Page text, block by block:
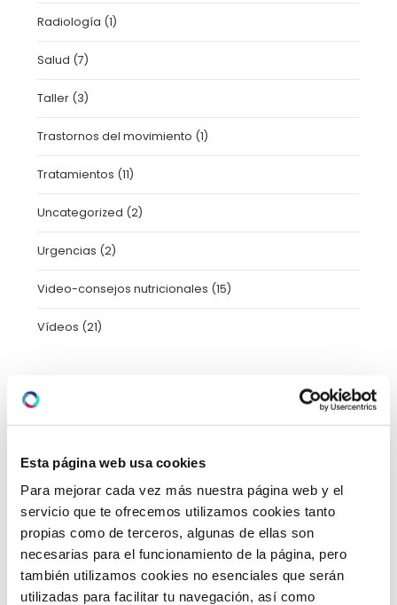
Esta página web usa cookies
Para mejorar cada vez más nuestra página web y el
servicio que te ofrecemos utilizamos cookies tanto
propias como de terceros, algunas de ellas son
necesarias para el funcionamiento de la página, pero
también utilizamos cookies no esenciales que serán
utilizadas para facilitar tu navegación, así como
Radiología (1)
Salud (7)
Taller (3)
Trastornos del movimiento (1)
Tratamientos (11)
Uncategorized (2)
Urgencias (2)
Video-consejos nutricionales (15)
Vídeos (21)
febrero 2026(5)
enero 2026
diciembre 2025(5)
noviembre 2025(4)